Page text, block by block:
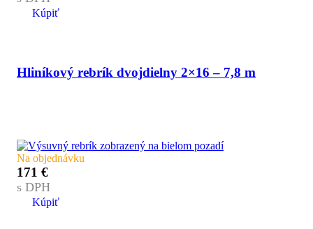
Kúpiť
Hliníkový rebrík dvojdielny 2×16 – 7,8 m
Na objednávku
171 €
s DPH
Kúpiť